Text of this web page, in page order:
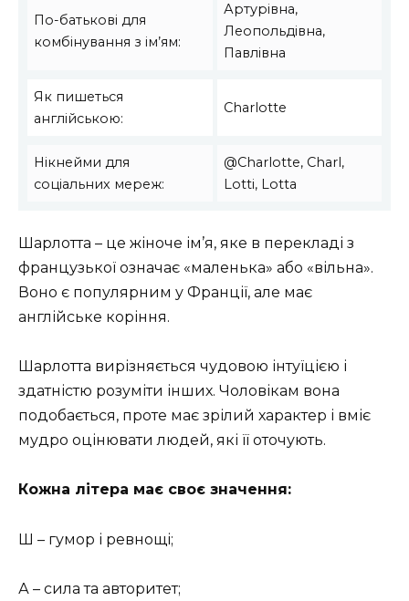
По-батькові для
комбінування з ім’ям:
Артурівна,
Леопольдівна,
Павлівна
Як пишеться
англійською:
Charlotte
Нікнейми для
соціальних мереж:
@Charlotte, Charl,
Lotti, Lotta
Шарлотта – це жіноче ім’я, яке в перекладі з
французької означає «маленька» або «вільна».
Воно є популярним у Франції, але має
англійське коріння.
Шарлотта вирізняється чудовою інтуїцією і
здатністю розуміти інших. Чоловікам вона
подобається, проте має зрілий характер і вміє
мудро оцінювати людей, які її оточують.
Кожна літера має своє значення:
Ш – гумор і ревнощі;
А – сила та авторитет;